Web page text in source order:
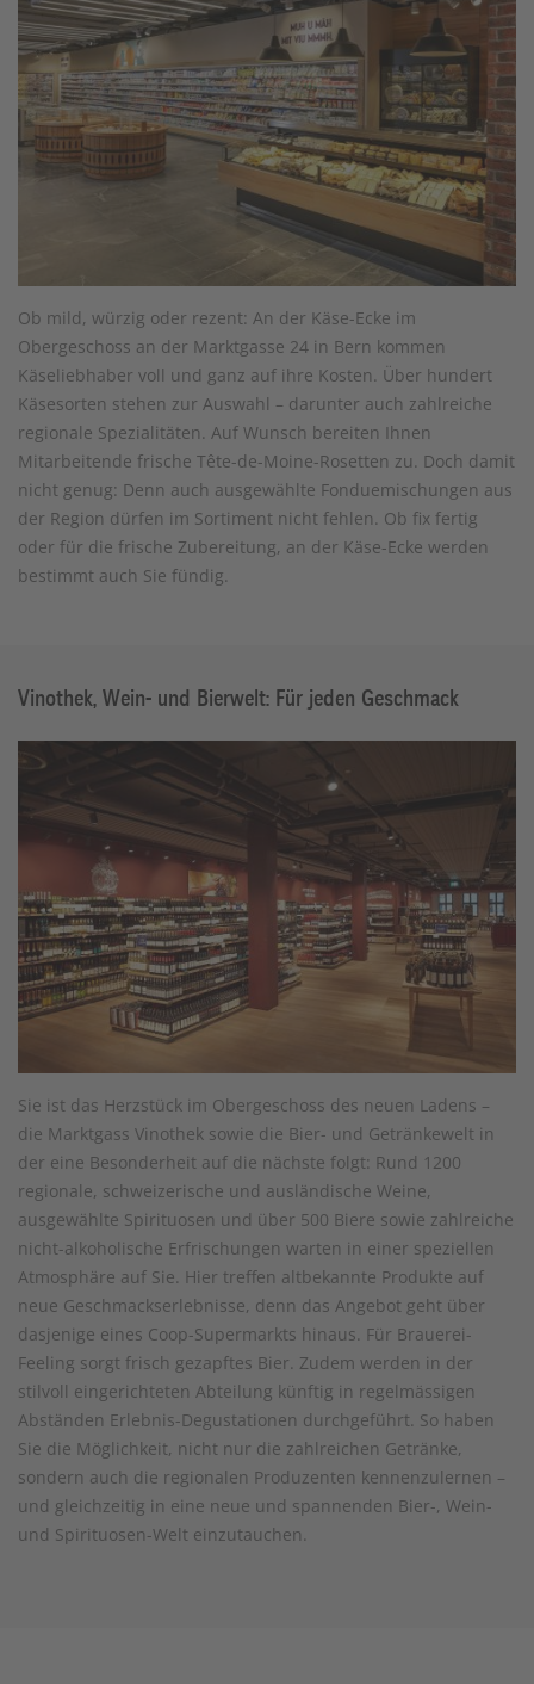
Ob mild, würzig oder rezent: An der Käse-Ecke im
Obergeschoss an der Marktgasse 24 in Bern kommen
Käseliebhaber voll und ganz auf ihre Kosten. Über hundert
Käsesorten stehen zur Auswahl – darunter auch zahlreiche
regionale Spezialitäten. Auf Wunsch bereiten Ihnen
Mitarbeitende frische Tête-de-Moine-Rosetten zu. Doch damit
nicht genug: Denn auch ausgewählte Fonduemischungen aus
der Region dürfen im Sortiment nicht fehlen. Ob fix fertig
oder für die frische Zubereitung, an der Käse-Ecke werden
bestimmt auch Sie fündig.
Vinothek, Wein- und Bierwelt: Für jeden Geschmack
Sie ist das Herzstück im Obergeschoss des neuen Ladens –
die Marktgass Vinothek sowie die Bier- und Getränkewelt in
der eine Besonderheit auf die nächste folgt: Rund 1200
regionale, schweizerische und ausländische Weine,
ausgewählte Spirituosen und über 500 Biere sowie zahlreiche
nicht-alkoholische Erfrischungen warten in einer speziellen
Atmosphäre auf Sie. Hier treffen altbekannte Produkte auf
neue Geschmackserlebnisse, denn das Angebot geht über
dasjenige eines Coop-Supermarkts hinaus. Für Brauerei-
Feeling sorgt frisch gezapftes Bier. Zudem werden in der
stilvoll eingerichteten Abteilung künftig in regelmässigen
Abständen Erlebnis-Degustationen durchgeführt. So haben
Sie die Möglichkeit, nicht nur die zahlreichen Getränke,
sondern auch die regionalen Produzenten kennenzulernen –
und gleichzeitig in eine neue und spannenden Bier-, Wein-
und Spirituosen-Welt einzutauchen.